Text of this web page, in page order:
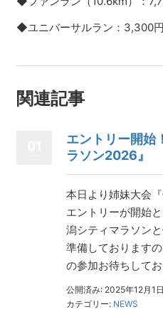
◆ユニバーサルラン：3,300円
関連記事
エントリー開始
ラソン2026』
本日より姉妹大会
エントリーが開始
潟シティマラソン
準備しております
の参加お待ちして
公開済み: 2025年12月1日
カテゴリー: NEWS